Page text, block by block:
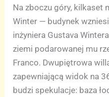
Na zboczu góry, kilkaset
Winter — budynek
inżyniera Gustava
ziemi podarowanej mu
Franco. Dwupiętrowa
zapewniającą widok na
budzi spekulacje: baza